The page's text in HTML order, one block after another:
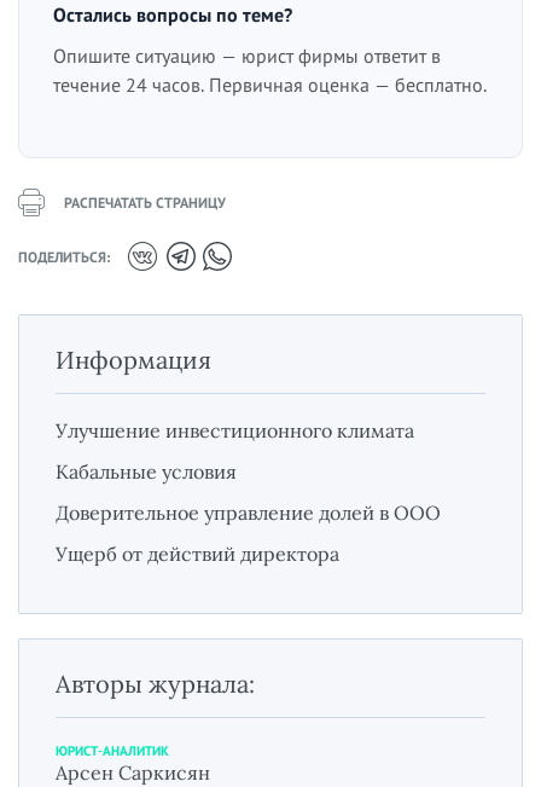
Остались вопросы по теме?
Опишите ситуацию — юрист фирмы ответит в
течение 24 часов. Первичная оценка — бесплатно.
РАСПЕЧАТАТЬ СТРАНИЦУ
ПОДЕЛИТЬСЯ:
Информация
Улучшение инвестиционного климата
Кабальные условия
Доверительное управление долей в ООО
Ущерб от действий директора
Авторы журнала:
ЮРИСТ-АНАЛИТИК
Арсен Саркисян